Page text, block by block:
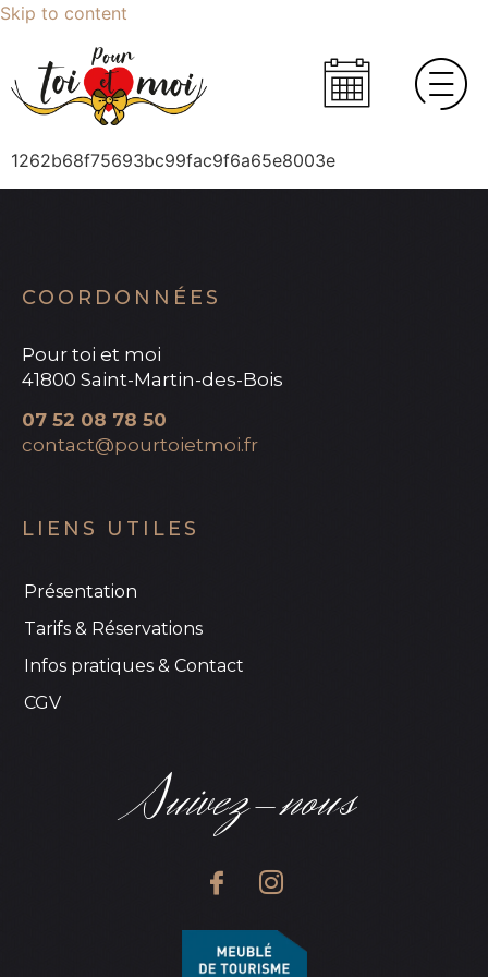
Skip to content
1262b68f75693bc99fac9f6a65e8003e
COORDONNÉES
Pour toi et moi
41800 Saint-Martin-des-Bois
07 52 08 78 50
contact@pourtoietmoi.fr
LIENS UTILES
Présentation
Tarifs & Réservations
Infos pratiques & Contact
CGV
Suivez-nous